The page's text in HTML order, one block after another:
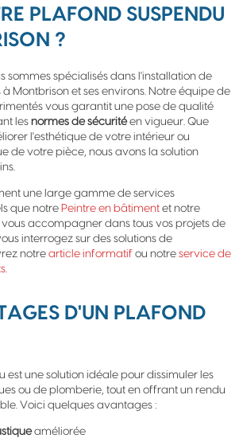
PLAFOND SUSPENDU
?
sommes spécialisés dans l'installation de
Montbrison et ses environs. Notre équipe de
vous garantit une pose de qualité
les normes de sécuritéen vigueur. Que
l'esthétique de votre intérieur ou
de votre pièce, nous avons la solution
une large gamme de services
que notre Peintre en bâtiment et notre
accompagner dans tous vos projets de
interrogez sur des solutions de
notre article informatif ou notre service de
.
D'UN PLAFOND
est une solution idéale pour dissimuler les
ou de plomberie, tout en offrant un rendu
Voici quelques avantages :
améliorée